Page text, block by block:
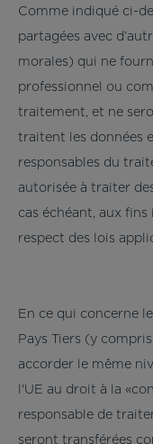
Comme indiqué ci-
partagées avec
morales) qui ne
professionnel ou
traitement, et ne
traitent les données
responsables du
autorisée à traiter
cas échéant, aux
respect des lois
En ce qui concerne
Pays Tiers (y
accorder le même
l'UE au droit à la
responsable de
seront transférées